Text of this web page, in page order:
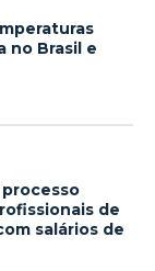
no Brasil e
processo
de
salários de